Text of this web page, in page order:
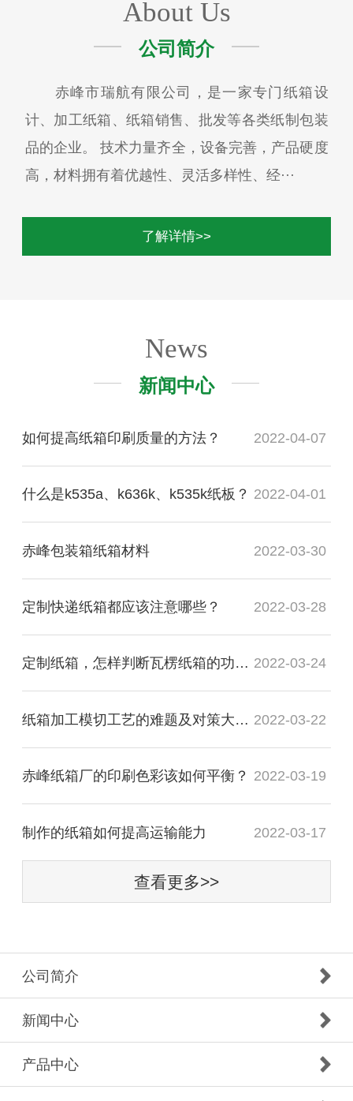
About Us
公司简介
赤峰市瑞航有限公司，是一家专门纸箱设
计、加工纸箱、纸箱销售、批发等各类纸制包装
品的企业。 技术力量齐全，设备完善，产品硬度
高，材料拥有着优越性、灵活多样性、经···
了解详情>>
News
新闻中心
如何提高纸箱印刷质量的方法？ 2022-04-07
什么是k535a、k636k、k535k纸板？ 2022-04-01
赤峰包装箱纸箱材料 2022-03-30
定制快递纸箱都应该注意哪些？ 2022-03-28
定制纸箱，怎样判断瓦楞纸箱的功能质量是否合格？ 2022-03-24
纸箱加工模切工艺的难题及对策大盘点 2022-03-22
赤峰纸箱厂的印刷色彩该如何平衡？ 2022-03-19
制作的纸箱如何提高运输能力 2022-03-17
查看更多>>
公司简介
新闻中心
产品中心